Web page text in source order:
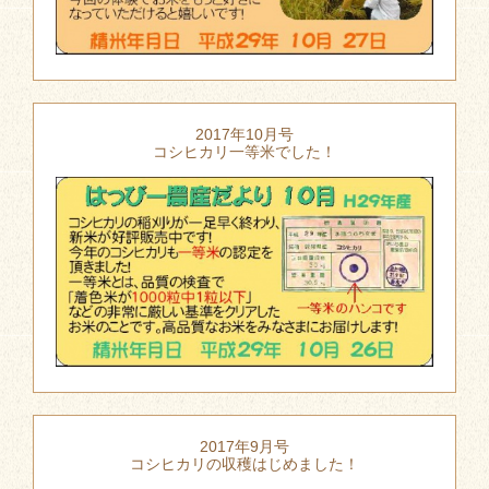
2017年10月号
コシヒカリ一等米でした！
2017年9月号
コシヒカリの収穫はじめました！